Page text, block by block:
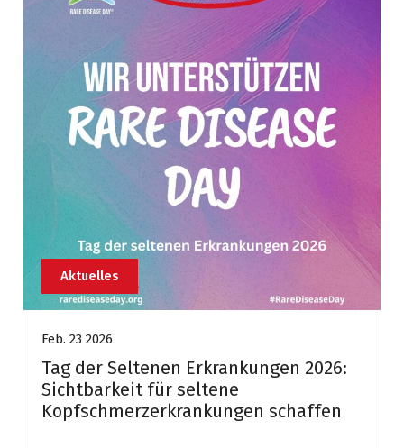
Aktuelles
Feb. 23 2026
Tag der Seltenen Erkrankungen 2026:
Sichtbarkeit für seltene
Kopfschmerzerkrankungen schaffen